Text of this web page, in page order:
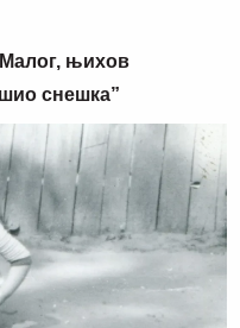
њихов
снешка”